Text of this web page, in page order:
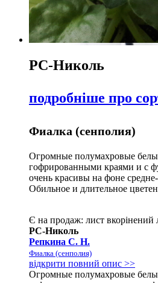
РС-Николь
подробніше про
Фиалка (сенполия)
Огромные полумахровые
гофрированными краями и с
очень красивы на фоне
Обильное и длительное
Є на продаж: лист вкорінений
РС-Николь
Репкина С. Н.
Фиалка (сенполия)
відкрити повний опис >>
Огромные полумахровые